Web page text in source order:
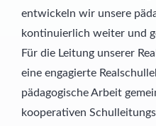
entwickeln wir unsere
kontinuierlich weiter und
Für die Leitung unserer
eine engagierte
pädagogische Arbeit
kooperativen